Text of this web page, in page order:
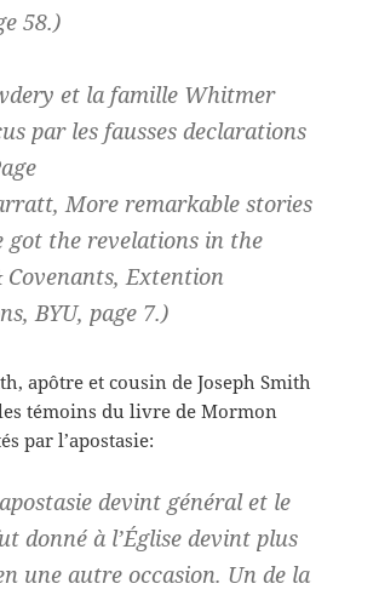
58.)
et la famille Whitmer
par les fausses declarations
More remarkable stories
got the revelations in the
Extention
BYU, page 7.)
apôtre et cousin de Joseph Smith
témoins du livre de Mormon
par l’apostasie:
devint général et le
donné à l’Église devint plus
une autre occasion. Un de la